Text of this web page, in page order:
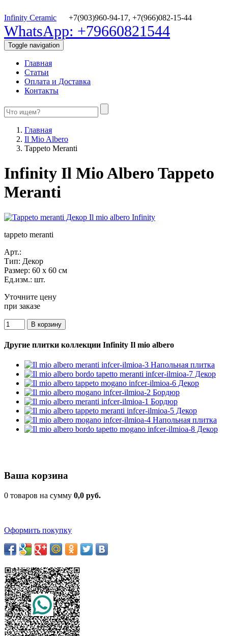
Infinity Ceramic +7(903)960-94-17, +7(966)082-15-44
WhatsApp: +79660821544
Toggle navigation
Главная
Статьи
Оплата и Доставка
Контакты
Главная
Il Mio Albero
Tappeto Meranti
Infinity Il Mio Albero Tappeto
Meranti
tappeto meranti
Арт.:
Тип: Декор
Размер: 60 x 60 см
Ед.изм.: шт.
Уточните цену
при заказе
Другие плитки коллекции Infinity Il mio albero
Ваша корзина
0 товаров на сумму 0,0 руб.
Оформить покупку